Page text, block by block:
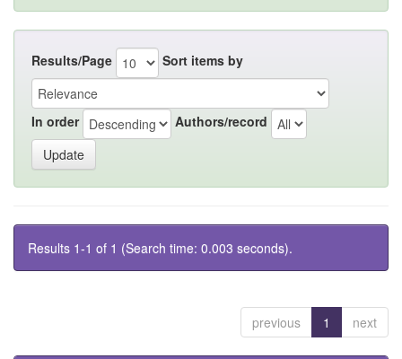
Results/Page Sort items by
In order Authors/record
Results 1-1 of 1 (Search time: 0.003 seconds).
previous 1 next